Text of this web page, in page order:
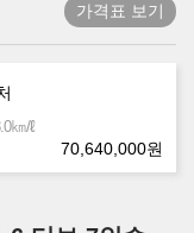
가격표 보기
㎞/ℓ
70,640,000원